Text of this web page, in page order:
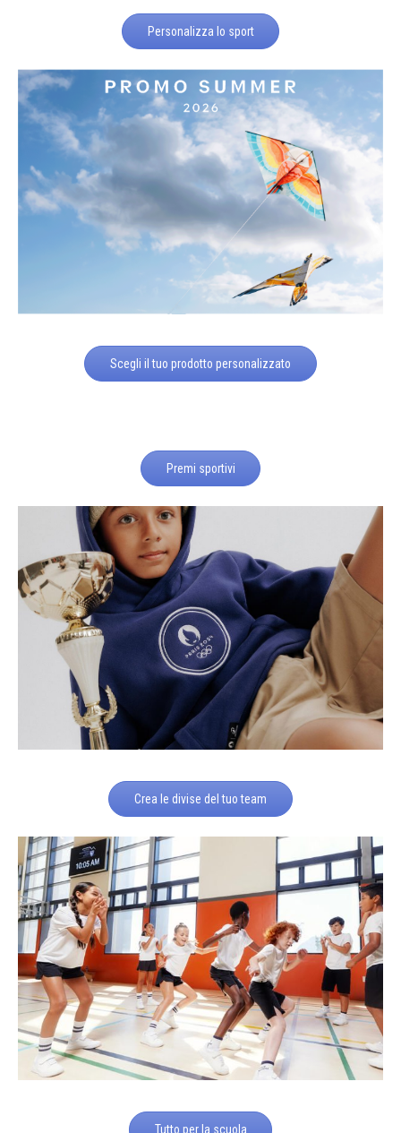
Personalizza lo sport
Scegli il tuo prodotto personalizzato
Premi sportivi
Crea le divise del tuo team
Tutto per la scuola